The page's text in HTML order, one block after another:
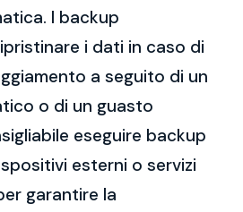
I backup
i dati in caso di
a seguito di un
o di un guasto
eseguire backup
esterni o servizi
garantire la